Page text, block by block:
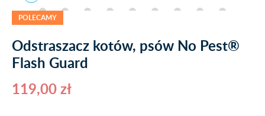
POLECAMY
Odstraszacz kotów, psów No Pest®
Flash Guard
119,00 zł